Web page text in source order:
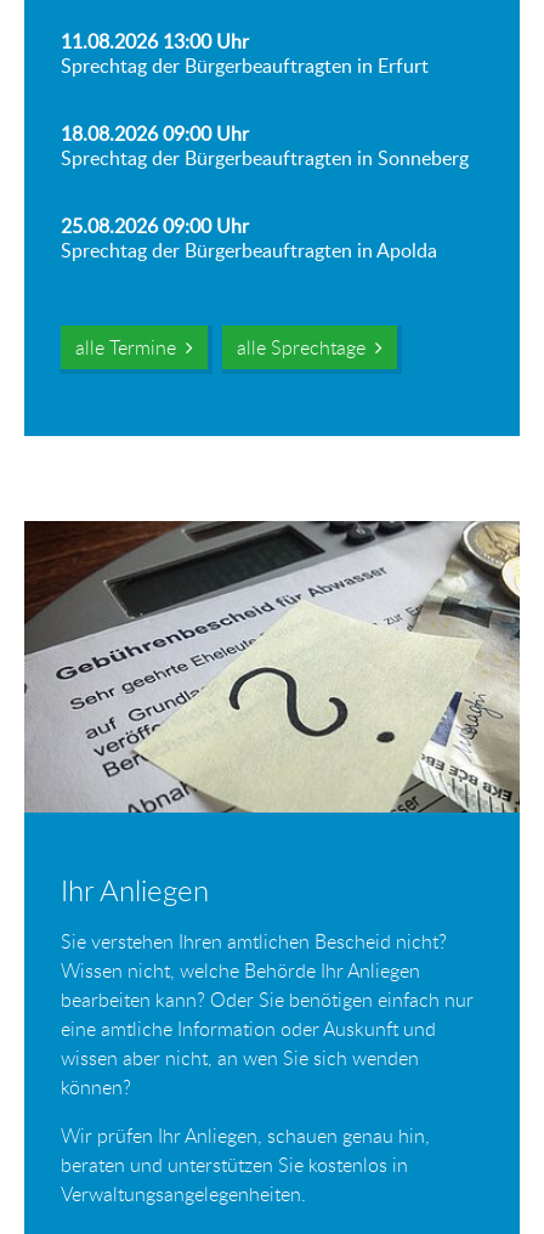
11.08.2026 13:00Uhr
Sprechtag der Bürgerbeauftragten in Erfurt
18.08.2026 09:00Uhr
Sprechtag der Bürgerbeauftragten in Sonneberg
25.08.2026 09:00Uhr
Sprechtag der Bürgerbeauftragten in Apolda
alle Termine alle Sprechtage
Ihr Anliegen
Sie verstehen Ihren amtlichen Bescheid nicht?
Wissen nicht, welche Behörde Ihr Anliegen
bearbeiten kann? Oder Sie benötigen einfach nur
eine amtliche Information oder Auskunft und
wissen aber nicht, an wen Sie sich wenden
können?
Wir prüfen Ihr Anliegen, schauen genau hin,
beraten und unterstützen Sie kostenlos in
Verwaltungsangelegenheiten.